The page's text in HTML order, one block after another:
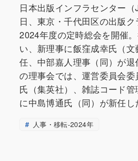
日本出版インフラセンター
日、東京・千代田区の出版
2024年度の定時総会を開催
い、新理事に飯窪成幸氏（
任、中部嘉人理事（同）が
の理事会では、運営委員会
氏（集英社）、雑誌コード
に中島博通氏（同）が新任し
人事・移転-2024年